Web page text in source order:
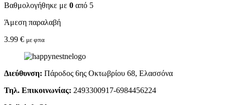
Βαθμολογήθηκε με 0 από 5
Άμεση παραλαβή
3.99 € με φπα
Διεύθυνση: Πάροδος 6ης Οκτωβρίου 68, Ελασσόνα
Τηλ. Επικοινωνίας: 2493300917-6984456224